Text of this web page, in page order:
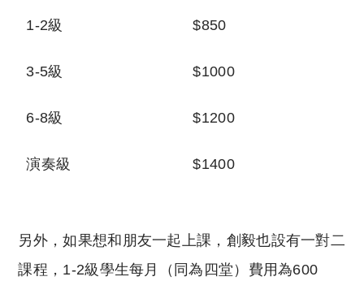
1-2級 $850
3-5級 $1000
6-8級 $1200
演奏級 $1400
另外，如果想和朋友一起上課，創毅也設有一對二
課程， 1-2級學生每月（同為四堂）費用為600